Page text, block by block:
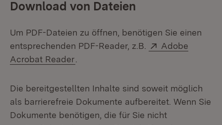
Download von Dateien
Um PDF-Dateien zu öffnen, benötigen Sie einen
entsprechenden PDF-Reader, z.B.
Extern:
Adobe
Acrobat Reader
Die bereitgestellten Inhalte sind soweit möglich
als barrierefreie Dokumente aufbereitet. Wenn Sie
Dokumente benötigen, die für Sie nicht